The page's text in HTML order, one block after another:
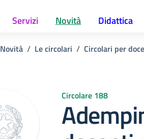
Servizi Novità Didattica
Novità Le circolari Circolari per
Circolare 188